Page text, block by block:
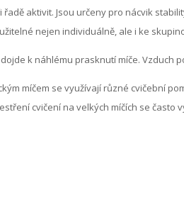
aktivit. Jsou určeny pro nácvik
nejen individuálně, ale i ke
k náhlému prasknutí míče. Vzduch
míčem se využívají různé cvičební
cvičení na velkých míčích se